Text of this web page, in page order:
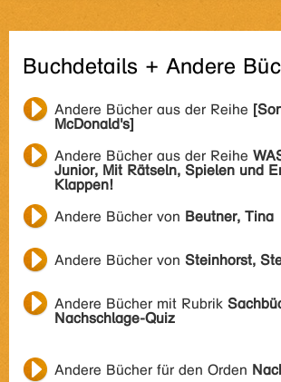
Buchdetails + Andere
Andere Bücher aus der Reihe
McDonald's]
Andere Bücher aus der Reihe
Junior, Mit Rätseln, Spielen und
Klappen!
Andere Bücher von Beutner, Tina
Andere Bücher von Steinhorst,
Andere Bücher mit Rubrik
Nachschlage-Quiz
Andere Bücher für den Orden